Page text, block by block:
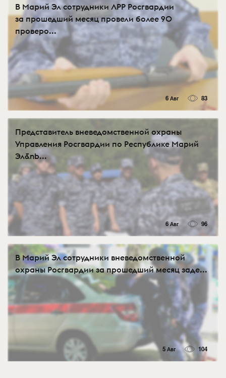
В Марий Эл сотрудники ЛРР Росгвардии
за прошедший месяц провели более 90
проверо...
6 Авг 83
Представитель вневедомственной охраны
Управления Росгвардии по Республике Марий
Эл&nb...
6 Авг 96
В Марий Эл сотрудники вневедомственной
охраны Росгвардии за прошедший месяц заде...
5 Авг 104